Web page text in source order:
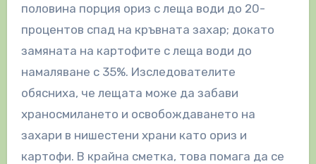
половина порция ориз с леща води до 20-
процентов спад на кръвната захар; докато
замяната на картофите с леща води до
намаляване с 35%. Изследователите
обясниха, че лещата може да забави
храносмилането и освобождаването на
захари в нишестени храни като ориз и
картофи. В крайна сметка, това помага да се